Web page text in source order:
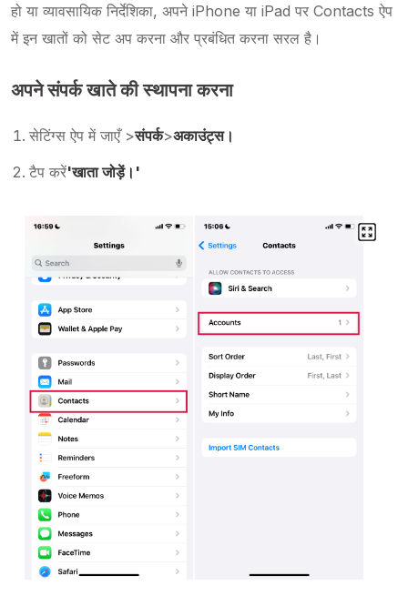
हो या व्यावसायिक निर्देशिका, अपने iPhone या iPad पर Contacts ऐप
में इन खातों को सेट अप करना और प्रबंधित करना सरल है।
अपने संपर्क खाते की स्थापना करना
सेटिंग्स ऐप में जाएँ >संपर्क>अकाउंट्स।
टैप करें'खाता जोड़ें।'